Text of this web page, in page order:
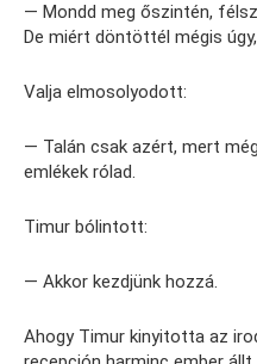
— Mondd meg őszintén,
De miért döntöttél mégis
Valja elmosolyodott:
— Talán csak azért, mert
emlékek rólad.
Timur bólintott:
— Akkor kezdjünk hozzá.
Ahogy Timur kinyitotta az